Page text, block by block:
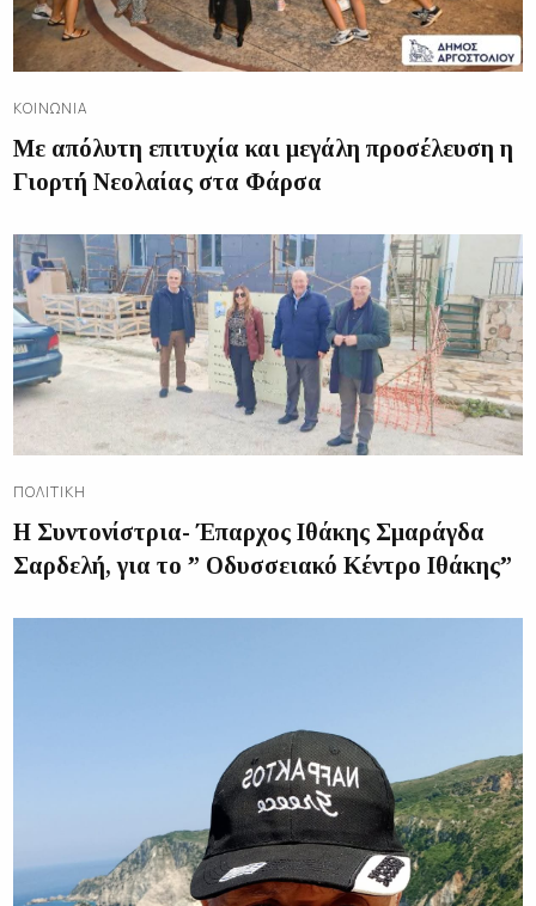
ΚΟΙΝΩΝΊΑ
Με απόλυτη επιτυχία και μεγάλη προσέλευση η
Γιορτή Νεολαίας στα Φάρσα
ΠΟΛΙΤΙΚΉ
Η Συντονίστρια- Έπαρχος Ιθάκης Σμαράγδα
Σαρδελή, για το ” Οδυσσειακό Κέντρο Ιθάκης”